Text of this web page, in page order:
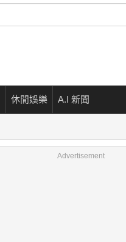
休閒娛樂 A.I 新聞
Advertisement